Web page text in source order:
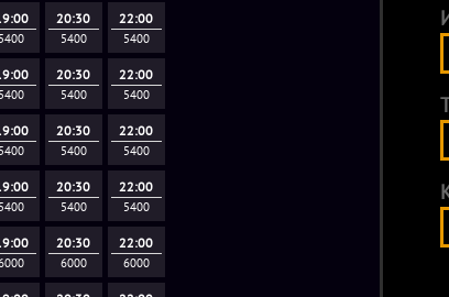
собой), дискотека, настольные игры.
Пакет "Глубокий сон"
игрок + 1400 рублей.
Входит: квесты на выбор, отдельная
собой), дискотека, настольные
Дополнительно:
+1 час аренды лаунж-зоны +2500
Аниматор на 1 час +4000 рублей.
5400
20:30
5400
22:00
5400
5400
20:30
5400
22:00
5400
5400
20:30
5400
22:00
5400
5400
20:30
5400
22:00
5400
20:30
6000
22:00
6000